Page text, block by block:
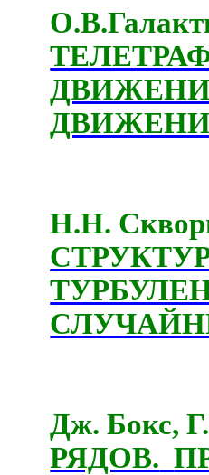
Н.Н.
Дж. Бокс,
РЯДОВ.